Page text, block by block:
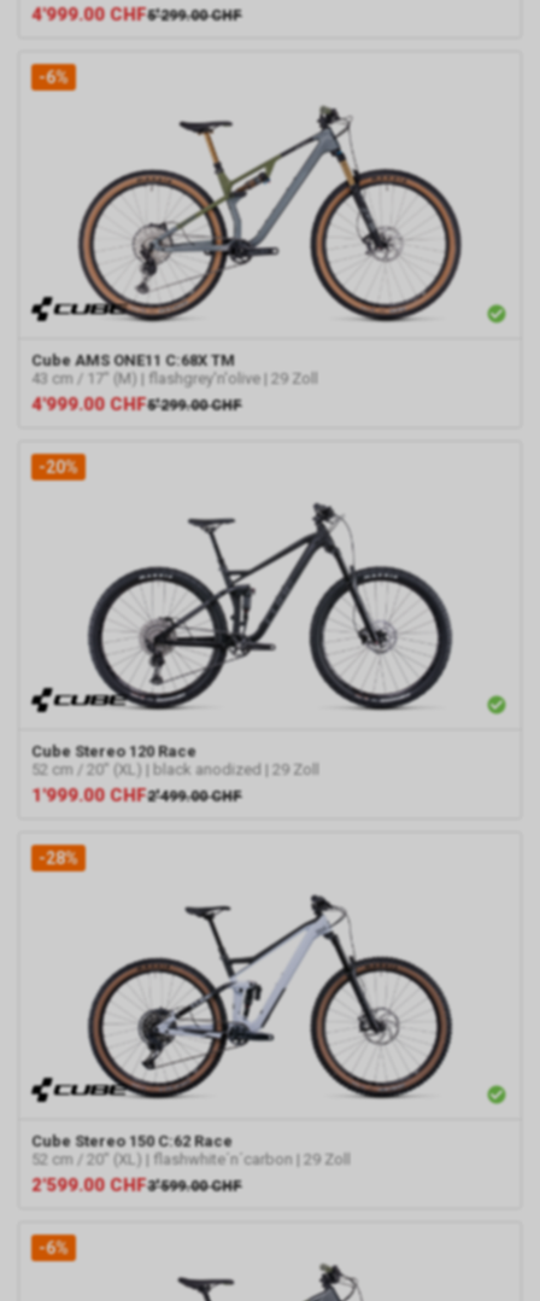
4'999.00 CHF5'299.00 CHF
-6%
Cube AMS ONE11 C:68X TM
43 cm / 17" (M) | flashgrey'n'olive | 29 Zoll
4'999.00 CHF5'299.00 CHF
-20%
Cube Stereo 120 Race
52 cm / 20" (XL) | black anodized | 29 Zoll
1'999.00 CHF2'499.00 CHF
-28%
Cube Stereo 150 C:62 Race
52 cm / 20" (XL) | flashwhite´n´carbon | 29 Zoll
2'599.00 CHF3'599.00 CHF
-6%